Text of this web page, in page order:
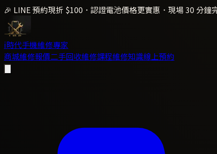
🎉 LINE 預約現折 $100．認證電池價格更實惠．現場 30 分鐘
i時代手機維修專家
商城維修報價二手回收維修課程維修知識線上預約